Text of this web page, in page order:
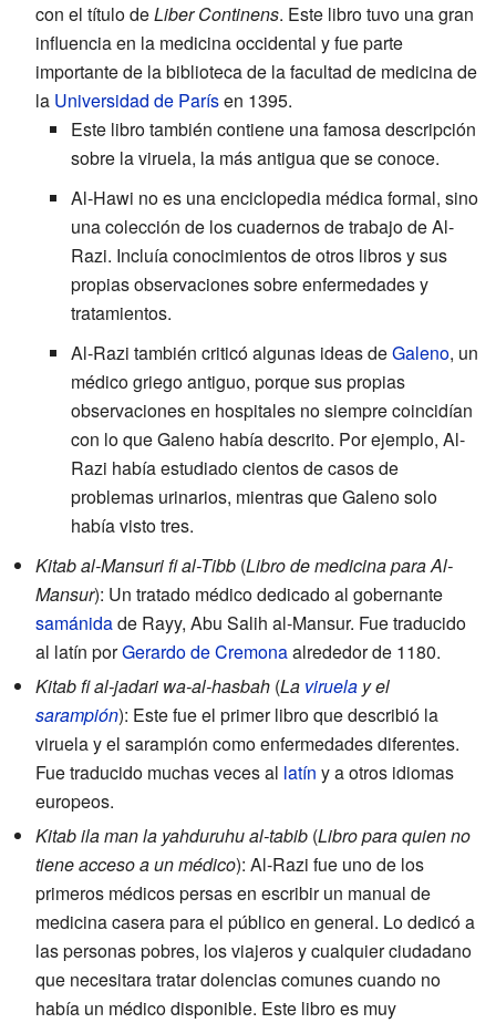
con el título deLiber Continens. Este libro tuvo una gran
influencia en la medicina occidental y fue parte
importante de la biblioteca de la facultad de medicina de
la Universidad de Parísen 1395.
Este libro también contiene una famosa descripción
sobre la viruela, la más antigua que se conoce.
Al-Hawi no es una enciclopedia médica formal, sino
una colección de los cuadernos de trabajo de Al-
Razi. Incluía conocimientos de otros libros y sus
propias observaciones sobre enfermedades y
tratamientos.
Al-Razi también criticó algunas ideas deGaleno, un
médico griego antiguo, porque sus propias
observaciones en hospitales no siempre coincidían
con lo que Galeno había descrito. Por ejemplo, Al-
Razi había estudiado cientos de casos de
problemas urinarios, mientras que Galeno solo
había visto tres.
Kitab al-Mansuri fi al-Tibb (Libro de medicina para Al-
Mansur): Un tratado médico dedicado al gobernante
samánidade Rayy, Abu Salih al-Mansur. Fue traducido
al latín porGerardo de Cremonaalrededor de 1180.
Kitab fi al-jadari wa-al-hasbah (La viruela y el
sarampión): Este fue el primer libro que describió la
viruela y el sarampión como enfermedades diferentes.
Fue traducido muchas veces al latín y a otros idiomas
europeos.
Kitab ila man la yahduruhu al-tabib (Libro para quien no
tiene acceso a un médico): Al-Razi fue uno de los
primeros médicos persas en escribir un manual de
medicina casera para el público en general. Lo dedicó a
las personas pobres, los viajeros y cualquier ciudadano
que necesitara tratar dolencias comunes cuando no
había un médico disponible. Este libro es muy